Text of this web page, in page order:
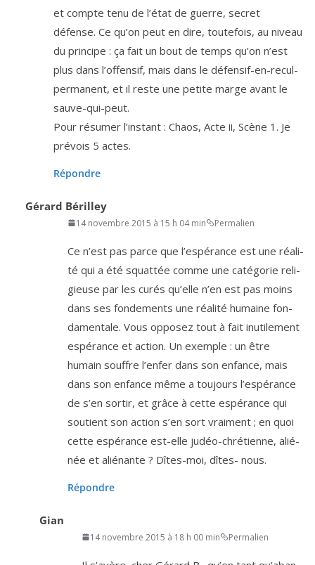
et compte tenu de l’é­tat de guerre, secret
défense. Ce qu’on peut en dire, tou­te­fois, au niveau
du prin­cipe : ça fait un bout de temps qu’on n’est
plus dans l’of­fen­sif, mais dans le défen­sif-en-recul-
per­ma­nent, et il reste une petite marge avant le
sauve-qui-peut.
Pour résu­mer l’ins­tant : Chaos, Acte II, Scène 1 . Je
pré­vois 5 actes.
Répondre
Gérard Bérilley
14 novembre 2015 à 15 h 04 min Permalien
Ce n’est pas parce que l’es­pé­rance est une réa­li­
té qui a été squat­tée comme une caté­go­rie reli­
gieuse par les curés qu’elle n’en est pas moins
dans ses fon­de­ments une réa­li­té humaine fon­
da­men­tale. Vous oppo­sez tout à fait inuti­le­ment
espé­rance et action. Un exemple : un être
humain souffre l’en­fer dans son enfance, mais
dans son enfance même a tou­jours l’es­pé­rance
de s’en sor­tir, et grâce à cette espé­rance qui
sou­tient son action s’en sort vrai­ment ; en quoi
cette espé­rance est-elle judéo-chré­tienne, alié­
née et alié­nante ? Dîtes-moi, dîtes- nous.
Répondre
Gian
14 novembre 2015 à 18 h 00 min Permalien